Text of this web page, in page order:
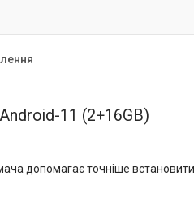
11 (2+16GB)
допомагає точніше